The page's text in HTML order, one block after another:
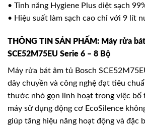
• Tính năng Hygiene Plus diệt sạch
• Hiệu suất làm sạch cao chỉ với 9 lít
THÔNG TIN SẢN PHẨM: Máy rửa
SCE52M75EU Serie 6 – 8 Bộ
Máy rửa bát âm tủ Bosch
dây chuyền và công nghệ đạt tiêu
thước nhỏ gọn linh hoạt trong việc bố
máy sử dụng động cơ EcoSilence
giúp tăng hiệu năng hoạt động và đặc